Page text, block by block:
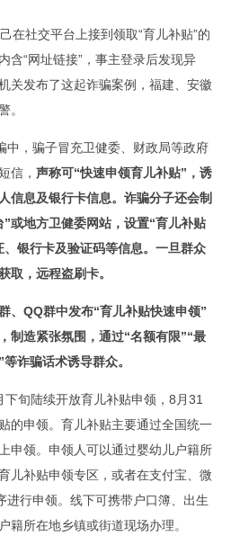
在社交平台上接到领取“育儿补贴”的
含“网址链接”，事主登录后发现异
关发布了这起诈骗案例，福建、安徽
。
中，骗子冒充卫健委、财政局等政府
信， 声称可“快速申领育儿补贴”，诱
信息及银行卡信息。诈骗分子还会制
或地方卫健委网站，设置“育儿补贴
银行卡及验证码等信息。一旦群众
取，远程盗刷卡。
、QQ群中发布“育儿补贴快速申领”
制造紧张氛围，通过“名额有限”“最
诈骗话术诱导群众。
旬陆续开放育儿补贴申领，8月31
的申领。育儿补贴主要通过全国统一
申领。申领人可以通过婴幼儿户籍所
儿补贴申领专区，或者在支付宝、微
进行申领。线下可携带户口簿、出生
籍所在地乡镇或街道现场办理。